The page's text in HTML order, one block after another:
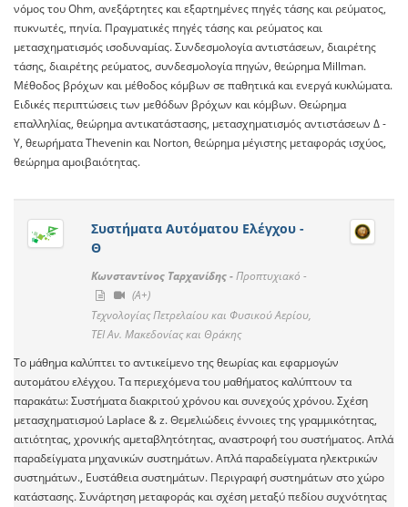
νόμος του Ohm, ανεξάρτητες και εξαρτημένες πηγές τάσης και ρεύματος,
πυκνωτές, πηνία. Πραγματικές πηγές τάσης και ρεύματος και
μετασχηματισμός ισοδυναμίας. Συνδεσμολογία αντιστάσεων, διαιρέτης
τάσης, διαιρέτης ρεύματος, συνδεσμολογία πηγών, θεώρημα Millman.
Μέθοδος βρόχων και μέθοδος κόμβων σε παθητικά και ενεργά κυκλώματα.
Ειδικές περιπτώσεις των μεθόδων βρόχων και κόμβων. Θεώρημα
επαλληλίας, θεώρημα αντικατάστασης, μετασχηματισμός αντιστάσεων Δ -
Υ, θεωρήματα Thevenin και Norton, θεώρημα μέγιστης μεταφοράς ισχύος,
θεώρημα αμοιβαιότητας.
Συστήματα Αυτόματου Ελέγχου -
Θ
Κωνσταντίνος Ταρχανίδης -Προπτυχιακό -
(A+)
Τεχνολογίας Πετρελαίου και Φυσικού Αερίου,
ΤΕΙ Αν. Μακεδονίας και Θράκης
Το μάθημα καλύπτει το αντικείμενο της θεωρίας και εφαρμογών
αυτομάτου ελέγχου. Τα περιεχόμενα του μαθήματος καλύπτουν τα
παρακάτω: Συστήματα διακριτού χρόνου και συνεχούς χρόνου. Σχέση
μετασχηματισμού Laplace & z. Θεμελιώδεις έννοιες της γραμμικότητας,
αιτιότητας, χρονικής αμεταβλητότητας, αναστροφή του συστήματος. Απλά
παραδείγματα μηχανικών συστημάτων. Απλά παραδείγματα ηλεκτρικών
συστημάτων., Ευστάθεια συστημάτων. Περιγραφή συστημάτων στο χώρο
κατάστασης. Συνάρτηση μεταφοράς και σχέση μεταξύ πεδίου συχνότητας